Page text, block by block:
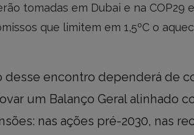
tomadas em Dubai e na COP29
que limitem em 1,5ºC o
desse encontro dependerá de
um Balanço Geral alinhado
nas ações pré-2030, nas